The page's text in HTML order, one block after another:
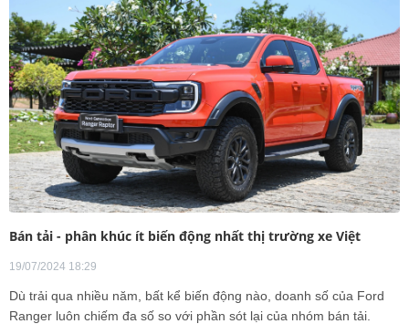
Bán tải - phân khúc ít biến động nhất thị trường xe Việt
19/07/2024 18:29
Dù trải qua nhiều năm, bất kể biến động nào, doanh số của Ford
Ranger luôn chiếm đa số so với phần sót lại của nhóm bán tải.